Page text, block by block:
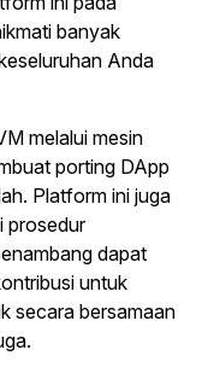
banyak
Anda
melalui mesin
porting DApp
Platform ini juga
prosedur
dapat
untuk
secara bersamaan